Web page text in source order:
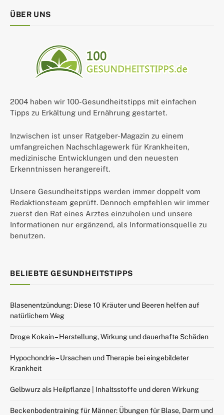
ÜBER UNS
2004 haben wir 100-Gesundheitstipps mit einfachen
Tipps zu Erkältung und Ernährung gestartet.
Inzwischen ist unser Ratgeber-Magazin zu einem
umfangreichen Nachschlagewerk für Krankheiten,
medizinische Entwicklungen und den neuesten
Erkenntnissen herangereift.
Unsere Gesundheitstipps werden immer doppelt vom
Redaktionsteam geprüft. Dennoch empfehlen wir immer
zuerst den Rat eines Arztes einzuholen und unsere
Informationen nur ergänzend, als Informationsquelle zu
benutzen.
BELIEBTE GESUNDHEITSTIPPS
Blasenentzündung: Diese 10 Kräuter und Beeren helfen auf
natürlichem Weg
Droge Kokain – Herstellung, Wirkung und dauerhafte Schäden
Hypochondrie – Ursachen und Therapie bei eingebildeter
Krankheit
Gelbwurz als Heilpflanze | Inhaltsstoffe und deren Wirkung
Beckenbodentraining für Männer: Übungen für Blase, Darm und